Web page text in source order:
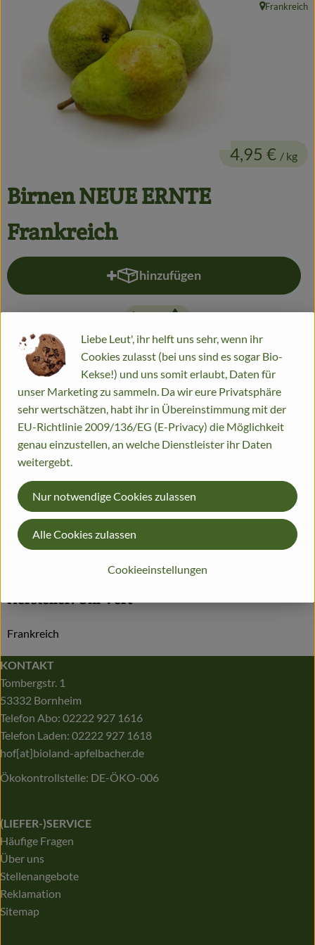
Getränke
Alles Andere
Jungpflanzen
Apfelbacher Kiste
Hofladen
Birnen NEUE ERNTE
Frankreich
4,95 € / kg
, Herkunft:
Frankreich
hinzufügen
Produkt zum Warenkorb
#1577 4,95 €/ kg 7% MwSt
Handelsklasse II
Dieser Artikel wird genau eingewogen.
Info Herkunft
Info
Produktinformationen
Hersteller: Uni-Vert
Frankreich
KONTAKT
Tombergstr. 1
53332 Bornheim
Telefon Abo: 02222 927 1616
Telefon Laden: 02222 927 1618
hof[at]bioland-apfelbacher.de
Ökokontrollstelle: DE-ÖKO-006
(LIEFER-)SERVICE
Häufige Fragen
Über uns
Stellenangebote
Reklamation
Sitemap
Liebe Leut', ihr helft uns sehr, wenn ihr
Cookies zulasst (bei uns sind es sogar Bio-
Kekse!) und uns somit erlaubt, Daten für
unser Marketing zu sammeln. Da wir eure Privatsphäre
sehr wertschätzen, habt ihr in Übereinstimmung mit der
EU-Richtlinie 2009/136/EG (E-Privacy) die Möglichkeit
genau einzustellen, an welche Dienstleister ihr Daten
weitergebt.
Cookieeinstellungen
Nur notwendige Cookies zulassen
Alle Cookies zulassen